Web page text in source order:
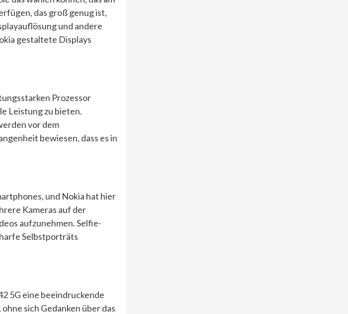
das groß genug ist,
und andere
gestaltete Displays
Prozessor
Leistung zu bieten.
vor dem
bewiesen, dass es in
und Nokia hat hier
Kameras auf der
aufzunehmen. Selfie-
Selbstporträts
5G eine beeindruckende
sich Gedanken über das